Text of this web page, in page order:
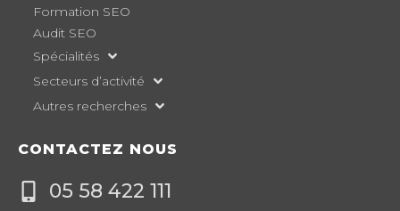
Formation SEO
Audit SEO
Spécialités
Secteurs d’activité
Autres recherches
CONTACTEZ NOUS
05 58 422 111